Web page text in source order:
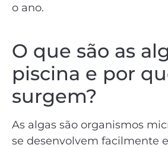
o ano.
O que são as
piscina e por
surgem?
As algas são organismos
se desenvolvem facilmente